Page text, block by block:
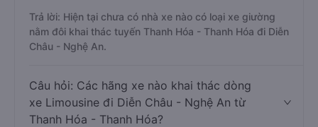
Trả lời: Hiện tại chưa có nhà xe nào có loại xe giường
nằm đôi khai thác tuyến Thanh Hóa - Thanh Hóa đi Diễn
Châu - Nghệ An.
Câu hỏi: Các hãng xe nào khai thác dòng
xe Limousine đi Diễn Châu - Nghệ An từ
Thanh Hóa - Thanh Hóa?